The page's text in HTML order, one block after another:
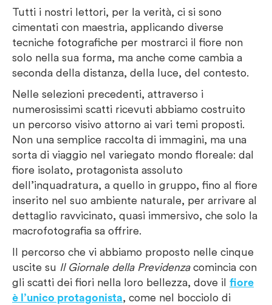
Tutti i nostri lettori, per la verità, ci si sono
cimentati con maestria, applicando diverse
tecniche fotografiche per mostrarci il fiore non
solo nella sua forma, ma anche come cambia a
seconda della distanza, della luce, del contesto.
Nelle selezioni precedenti, attraverso i
numerosissimi scatti ricevuti abbiamo costruito
un percorso visivo attorno ai vari temi proposti.
Non una semplice raccolta di immagini, ma una
sorta di viaggio nel variegato mondo floreale: dal
fiore isolato, protagonista assoluto
dell’inquadratura, a quello in gruppo, fino al fiore
inserito nel suo ambiente naturale, per arrivare al
dettaglio ravvicinato, quasi immersivo, che solo la
macrofotografia sa offrire.
Il percorso che vi abbiamo proposto nelle cinque
uscite su Il Giornale della Previdenzacomincia con
gli scatti dei fiori nella loro bellezza, dove il fiore
è l’unico protagonista, come nel bocciolo di